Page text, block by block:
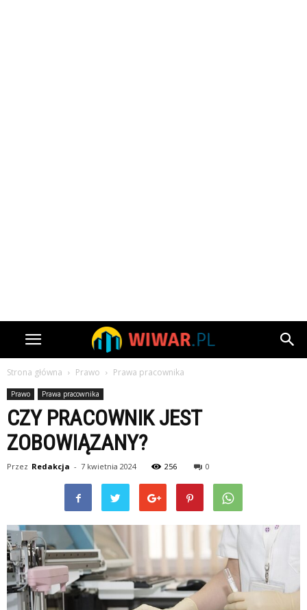
Strona główna Prawo Prawa pracownika
Prawo Prawa pracownika
CZY PRACOWNIK JEST
ZOBOWIĄZANY?
Przez Redakcja - 7 kwietnia 2024 256 0